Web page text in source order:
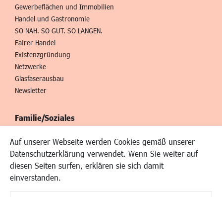
Auf unserer Webseite werden Cookies gemäß unserer
Datenschutzerklärung verwendet. Wenn Sie weiter auf
diesen Seiten surfen, erklären sie sich damit
einverstanden.
Gewerbeflächen und Immobilien
Handel und Gastronomie
SO NAH. SO GUT. SO LANGEN.
Fairer Handel
Existenzgründung
Netzwerke
Glasfaserausbau
Newsletter
Familie/Soziales
Kinderbetreuung
Kinder und Jugend
Institutionen für Familien
Frauen